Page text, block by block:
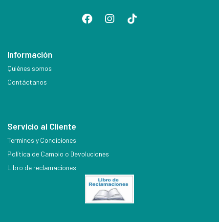
Información
Quiénes somos
Contáctanos
Servicio al Cliente
Terminos y Condiciones
Política de Cambio o Devoluciones
Libro de reclamaciones